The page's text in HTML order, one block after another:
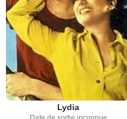
Lydia